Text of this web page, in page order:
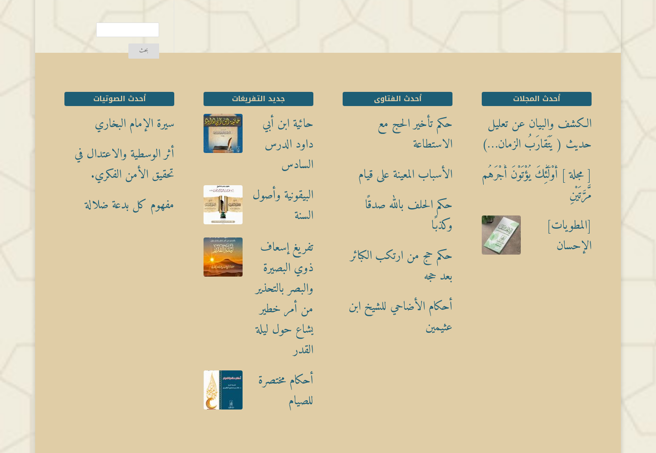
أحدث المجلات
الكشف والبيان عن تعليل
حديث ( يَتَقارَبُ الزمان…)
[ مجلة ] أُوْلَٰٓئِكَ يُؤْتَوْنَ أَجْرَهُم
مَّرَّتَيْنِ
[المطويات]
الإحسان
أحدث الفتاوى
حكم تأخير الحج مع
الاستطاعة
الأسباب المعينة على قيام
حكم الحلف بالله صدقًا
وكذبًا
حكم حج من ارتكب الكبائر
بعد حجه
أحكام الأضاحي للشيخ ابن
عثيمين
جديد التفريغات
حائية ابن أبي
داود الدرس
السادس
البيقونية وأصول
السنة
تفريغ إسعاف
ذوي البصيرة
والبصر بالتحذير
من أمر خطير
يشاع حول ليلة
القدر
أحكام مختصرة
للصيام
أحدث الصوتيات
سيرة الإمام البخاري
أثر الوسطية والاعتدال في
تحقيق الأمن الفكري.
مفهوم كل بدعة ضلالة